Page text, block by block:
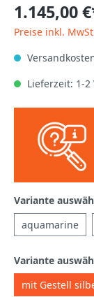
1.145,00
Preise inkl.
Lieferzeit: 1-
Variante
aquamarine
Variante
mit Gestell